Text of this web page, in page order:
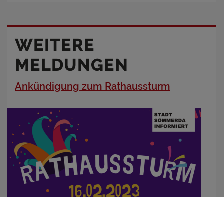
WEITERE
MELDUNGEN
Ankündigung zum Rathaussturm